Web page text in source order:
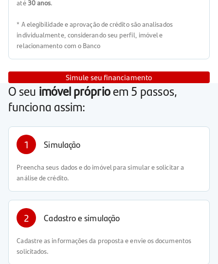
até 30 anos.
* A elegibilidade e aprovação de crédito são analisados
individualmente, considerando seu perfil, imóvel e
relacionamento com o Banco
Simule seu financiamento
O seu imóvel próprioem 5 passos,
funciona assim:
1 Simulação
Preencha seus dados e do imóvel para simular e solicitar a
análise de crédito.
2 Cadastro e simulação
Cadastre as informações da proposta e envie os documentos
solicitados.